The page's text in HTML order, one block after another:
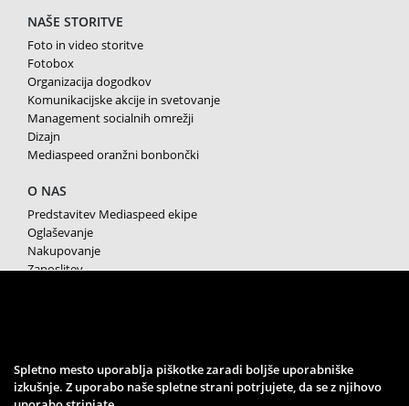
NAŠE STORITVE
Foto in video storitve
Fotobox
Organizacija dogodkov
Komunikacijske akcije in svetovanje
Management socialnih omrežji
Dizajn
Mediaspeed oranžni bonbončki
O NAS
Predstavitev Mediaspeed ekipe
Oglaševanje
Nakupovanje
Zaposlitev
SPREMLJAJTE NAS
Spletno mesto uporablja piškotke zaradi boljše uporabniške
izkušnje. Z uporabo naše spletne strani potrjujete, da se z njihovo